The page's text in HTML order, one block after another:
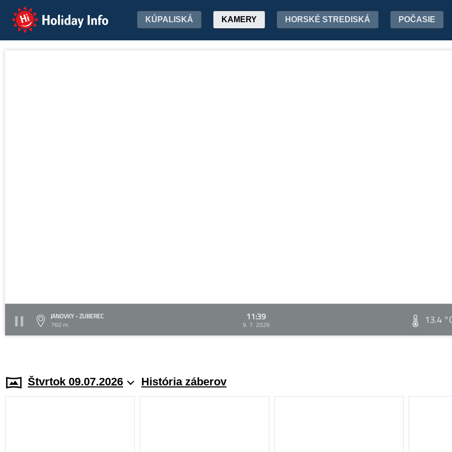
Holiday Info KÚPALISKÁ KAMERY HORSKÉ STREDISKÁ POČASIE
JANOVKY - ZUBEREC
760 m
11:39
9. 7. 2026 13.4
Štvrtok 09.07.2026 História záberov